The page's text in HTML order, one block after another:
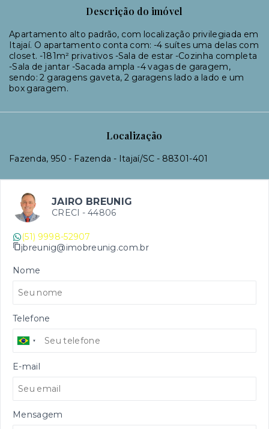
Descrição do imóvel
Apartamento alto padrão, com localização privilegiada em
Itajaí. O apartamento conta com: -4 suítes uma delas com
closet. -181m² privativos -Sala de estar -Cozinha completa
-Sala de jantar -Sacada ampla -4 vagas de garagem,
sendo: 2 garagens gaveta, 2 garagens lado a lado e um
box garagem.
Localização
Fazenda, 950 - Fazenda - Itajaí/SC - 88301-401
JAIRO BREUNIG
CRECI - 44806
(51) 9998-52907
jbreunig@imobreunig.com.br
Nome
Telefone
E-mail
Mensagem